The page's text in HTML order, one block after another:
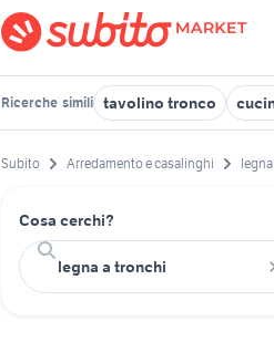
Ricerche simili tavolino tronco
Subito Arredamento e casalinghi
Cosa cerchi?